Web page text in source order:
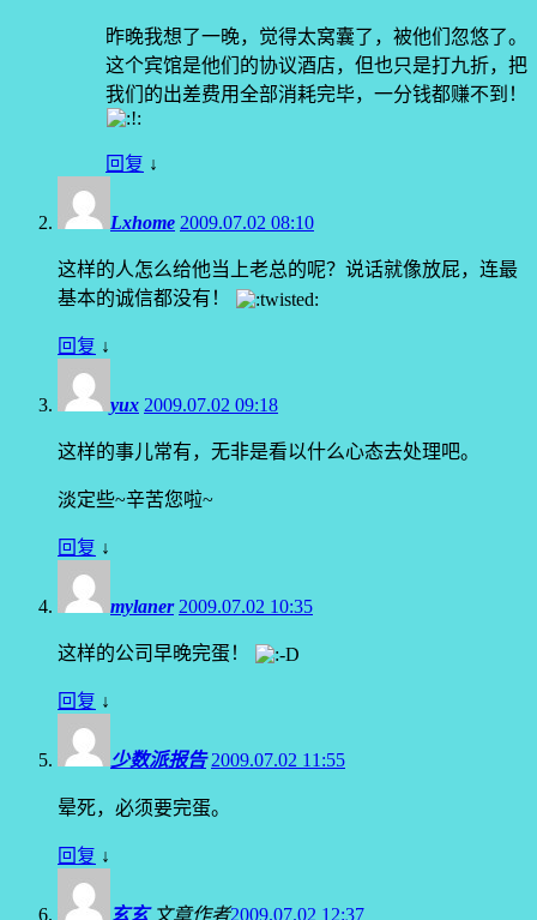
昨晚我想了一晚，觉得太窝囊了，被他们忽悠了。
这个宾馆是他们的协议酒店，但也只是打九折，把
我们的出差费用全部消耗完毕，一分钱都赚不到！
回复 ↓
Lxhome 2009.07.02 08:10
这样的人怎么给他当上老总的呢？说话就像放屁，连最
基本的诚信都没有！
回复 ↓
yux 2009.07.02 09:18
这样的事儿常有，无非是看以什么心态去处理吧。
淡定些~辛苦您啦~
回复 ↓
mylaner 2009.07.02 10:35
这样的公司早晚完蛋！
回复 ↓
少数派报告 2009.07.02 11:55
晕死，必须要完蛋。
回复 ↓
玄玄 文章作者2009.07.02 12:37